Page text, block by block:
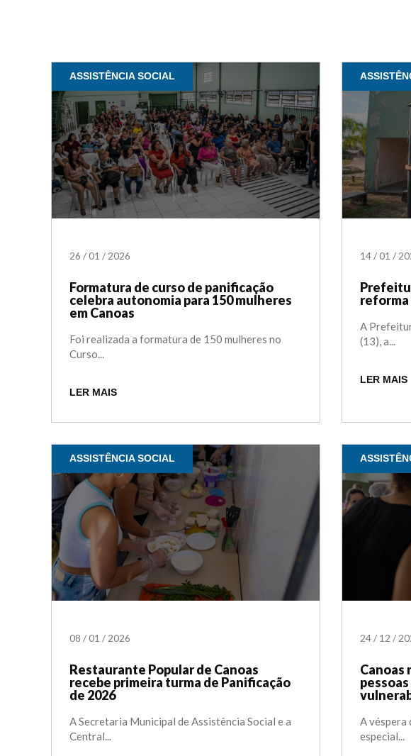
ASSISTÊNCIA SOCIAL
26 /01 /2026
Formatura de curso de panificação
celebra autonomia para 150 mulheres
em Canoas
Foi realizada a formatura de 150 mulheres no
Curso...
LER MAIS
14/01 /
reforma
A
(13), a...
LER MAIS
ASSISTÊNCIA SOCIAL
08 /01 /2026
Restaurante Popular de Canoas
recebe primeira turma de Panificação
de 2026
A Secretaria Municipal de Assistência Social e a
Central...
24/ 12 /
Canoas
A véspera
especial...